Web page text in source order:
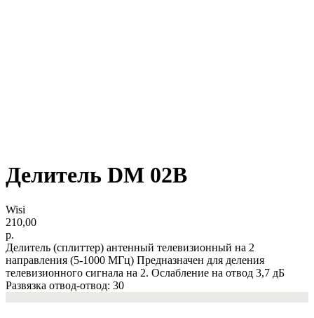
Делитель DM 02B
Wisi
210,00
р.
Делитель (сплиттер) антенный телевизионный на 2
направления (5-1000 МГц) Предназначен для деления
телевизионного сигнала на 2. Ослабление на отвод 3,7 дБ
Развязка отвод-отвод: 30